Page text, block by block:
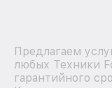
Предлагаем
любых Техники
гарантийного